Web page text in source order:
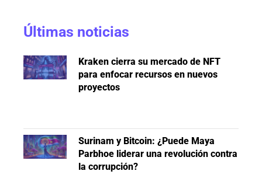
Últimas noticias
Kraken cierra su mercado de NFT
para enfocar recursos en nuevos
proyectos
Surinam y Bitcoin: ¿Puede Maya
Parbhoe liderar una revolución contra
la corrupción?